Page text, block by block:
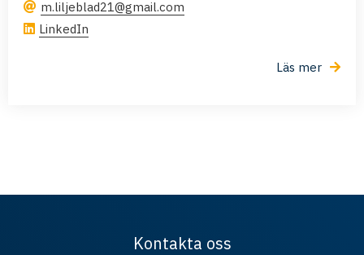
m.liljeblad21@gmail.com
LinkedIn
Läs mer
Kontakta oss